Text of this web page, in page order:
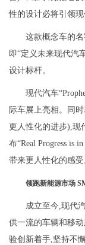
性的设计必将引领现
这款概念车的名
即“定义未来现代汽
设计标杆。
现代汽车
际车展上亮相。同
更人性化的进步),现
布“Real Progress is
带来更人性化的感受
领跑新能源市场
成立至今,现代
供一流的车辆和移
验创新着手,坚持不